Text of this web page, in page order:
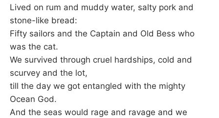
Lived on rum and muddy water, salty pork and
stone-like bread:
Fifty sailors and the Captain and Old Bess who
was the cat.
We survived through cruel hardships, cold and
scurvey and the lot,
till the day we got entangled with the mighty
Ocean God.
And the seas would rage and ravage and we